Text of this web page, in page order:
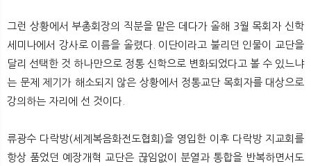
그런 상황에서 부총회장의 직분을 맡은 데다가 올해 3월 목회자 신학
세미나에서 강사로 이름을 올렸다. 이단이라고 불리던 인물이 교단을
달리 선택한 것 하나만으로 정통 신학으로 변화되었다고 볼 수 있느냐
는 문제 제기가 해소되지 않은 상황에서 정통교단 목회자를 대상으로
강의하는 자리에 선 것이다.
류광수 다락방(세계복음화전도협회)을 영입한 이후 다락방 지교회를
항상 품었던 예장개혁 교단은 끊임없이 분열과 통합을 반복하면서도